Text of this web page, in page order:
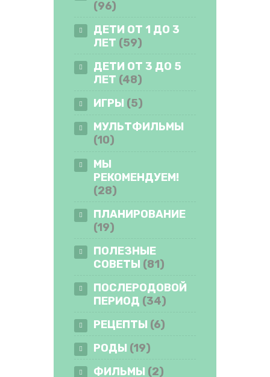
(96)
ДЕТИ ОТ 1 ДО 3
ЛЕТ (59)
ДЕТИ ОТ 3 ДО 5
ЛЕТ (48)
ИГРЫ (5)
МУЛЬТФИЛЬМЫ
(10)
МЫ
РЕКОМЕНДУЕМ!
(28)
ПЛАНИРОВАНИЕ
(19)
ПОЛЕЗНЫЕ
СОВЕТЫ (81)
ПОСЛЕРОДОВОЙ
ПЕРИОД (34)
РЕЦЕПТЫ (6)
РОДЫ (19)
ФИЛЬМЫ (2)